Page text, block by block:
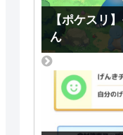
【ポケスリ
ん